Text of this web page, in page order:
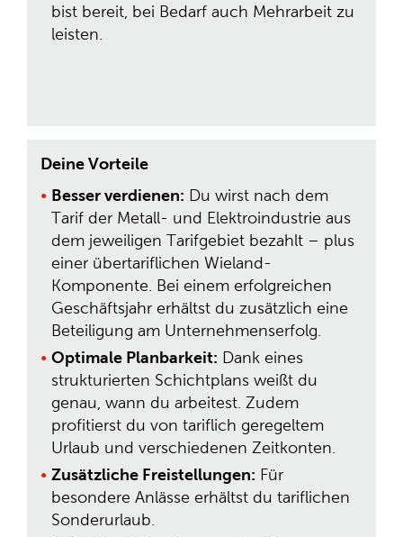
bist bereit, bei Bedarf auch Mehrarbeit zu
leisten.
Deine Vorteile
Besser verdienen: Du wirst nach dem
Tarif der Metall- und Elektroindustrie aus
dem jeweiligen Tarifgebiet bezahlt – plus
einer übertariflichen Wieland-
Komponente. Bei einem erfolgreichen
Geschäftsjahr erhältst du zusätzlich eine
Beteiligung am Unternehmenserfolg.
Optimale Planbarkeit: Dank eines
strukturierten Schichtplans weißt du
genau, wann du arbeitest. Zudem
profitierst du von tariflich geregeltem
Urlaub und verschiedenen Zeitkonten.
Zusätzliche Freistellungen: Für
besondere Anlässe erhältst du tariflichen
Sonderurlaub.